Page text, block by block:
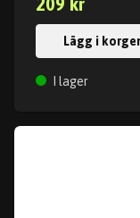
Lägg i
I lager